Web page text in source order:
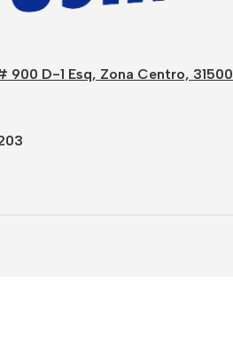
900 D-1 Esq, Zona Centro, 31500